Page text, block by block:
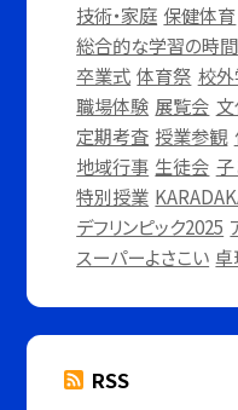
技術・家庭 保健体育
総合的な学習の時間
卒業式 体育祭 校
職場体験 展覧会
定期考査 授業参観
地域行事 生徒会 子
特別授業
デフリンピック2025
スーパーよさこい
RSS